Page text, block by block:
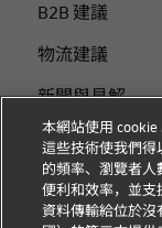
B2B 建議
物流建議
新聞與見解
使用DHL 寄件
個人付費指南
本網站使用 cookie
這些技術使我們
的頻率、瀏覽者
便利和效率，並
資料傳輸給位於